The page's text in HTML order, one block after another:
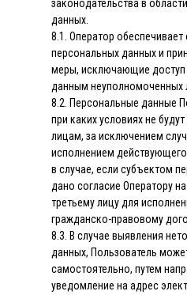
законодательства в
данных.
8.1. Оператор обеспечивает
персональных данных и
меры, исключающие доступ
данным неуполномоченных
8.2. Персональные данные
при каких условиях не
лицам, за исключением
исполнением
в случае, если субъектом
дано согласие Оператору
третьему лицу для
гражданско-правовому
8.3. В случае выявления
данных, Пользователь
самостоятельно, путем
уведомление на адрес